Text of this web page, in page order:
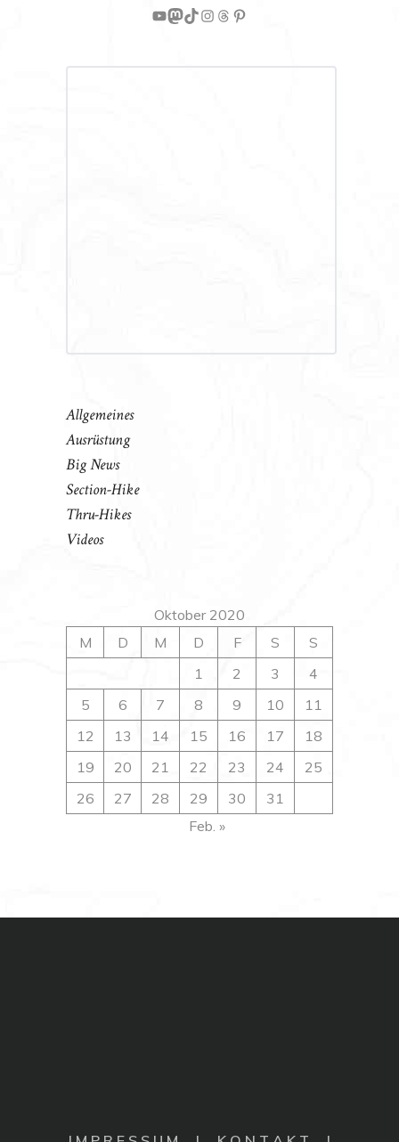
YouTube
Mastodon
TikTok
Instagram
Threads
Pinterest
Allgemeines
Ausrüstung
Big News
Section-Hike
Thru-Hikes
Videos
Oktober 2020
M
D M D F S
S
1
2 3
4
5
6 7 8 9 10
11
12
13 14 15 16 17
18
19
20 21 22 23 24
25
26
27 28 29 30
31
Feb. »